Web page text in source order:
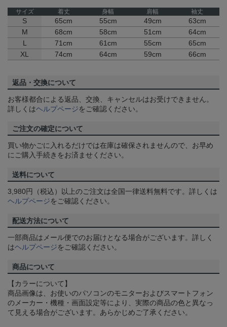
サイズ 着丈 身幅 肩幅 袖丈
S 65cm 55cm 49cm
63cm
M
68cm 58cm 51cm
64cm
L
71cm 61cm 55cm
65cm
XL
74cm 64cm 59cm 66cm
返品・交換について
お客様都合による返品、交換、キャンセルはお受けできません。
詳しくはヘルプページをご確認ください。
ご注文の確定について
買い物かごに入れるだけでは在庫は確保されませんので、お早め
にご購入手続きをお済ませください。
送料について
3,980円（税込）以上のご注文は全国一律送料無料です。詳しくは
ヘルプページをご確認ください。
配送方法について
一部商品はメール便でのお届けとなる場合がございます。詳しく
はヘルプページをご確認ください。
商品について
【カラーについて】
商品画像は、お使いのパソコンのモニターおよびスマートフォン
のメーカー・機種・画面設定等により、実際の商品の色と異なっ
て見える場合がございます。あらかじめご了承ください。